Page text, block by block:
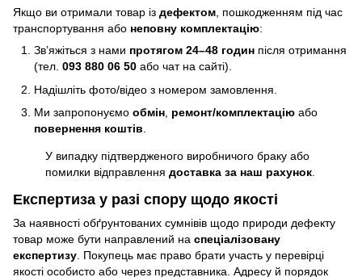
Якщо ви отримали товар із дефектом , пошкодженням під час
транспортування або неповну комплектацію:
Зв’яжіться з нами протягом 24–48 годин після отримання
(тел. 093 880 06 50 або чат на сайті).
Надішліть фото/відео з номером замовлення.
Ми запропонуємо обмін ремонт/комплектацію або
повернення коштів
У випадку підтвердженого виробничого браку або
помилки відправлення доставка за наш рахунок
Експертиза у разі спору щодо якості
За наявності обґрунтованих сумнівів щодо природи дефекту
товар може бути направлений на спеціалізовану
експертизу. Покупець має право брати участь у перевірці
якості особисто або через представника. Адресу й порядок